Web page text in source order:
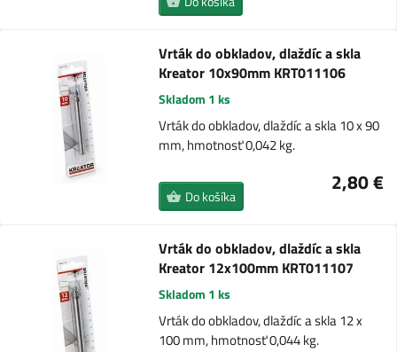
Vrták do obkladov, dlaždíc a skla
Kreator 10x90mm KRT011106
Skladom 1 ks
Vrták do obkladov, dlaždíc a skla 10 x 90
mm, hmotnosť 0,042 kg.
2,80 €
Do košíka
Vrták do obkladov, dlaždíc a skla
Kreator 12x100mm KRT011107
Skladom 1 ks
Vrták do obkladov, dlaždíc a skla 12 x
100 mm, hmotnosť 0,044 kg.